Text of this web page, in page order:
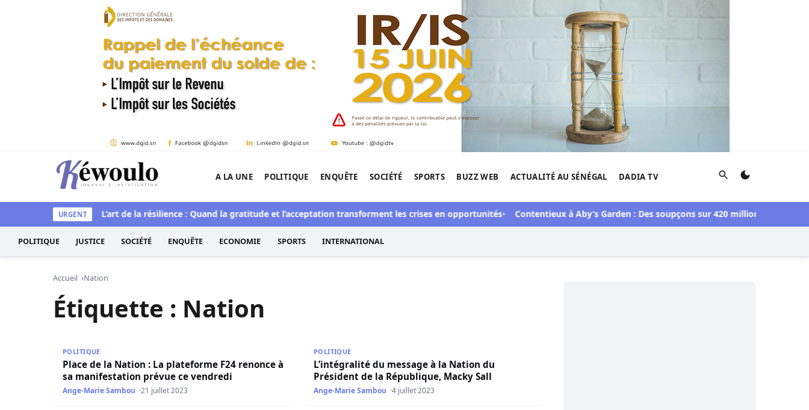
Aller au contenu
Kéwoulo, le premier site d'information et d'investigation de l'Afrique.
A LA UNE POLITIQUE ENQUÊTE SOCIÉTÉ SPORTS BUZZ WEB ACTUALITÉ AU SÉNÉGAL DADIA TV Rechercher
URGENT
et spirituelle L’art de la résilience : Quand la gratitude et l’acceptation transforment les crises en opportunités Contentieux à Aby’s Garden : Des soupçons sur 420 millions F CFA, Aby
POLITIQUE JUSTICE SOCIÉTÉ ENQUÊTE ECONOMIE SPORTS INTERNATIONAL
Accueil Nation
Étiquette : Nation
POLITIQUE
Place de la Nation : La plateforme F24 renonce à
sa manifestation prévue ce vendredi
Ange-Marie Sambou 21 juillet 2023
POLITIQUE
L’intégralité du message à la Nation du
Président de la République, Macky Sall
Ange-Marie Sambou 4 juillet 2023